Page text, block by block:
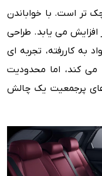
تر است. با خواباندن
عقب، این فضا به ۱۴۰۶ لیتر افزایش می یابد. طراحی
به کاررفته، تجربه ای
می کند، اما محدودیت
پرجمعیت یک چالش